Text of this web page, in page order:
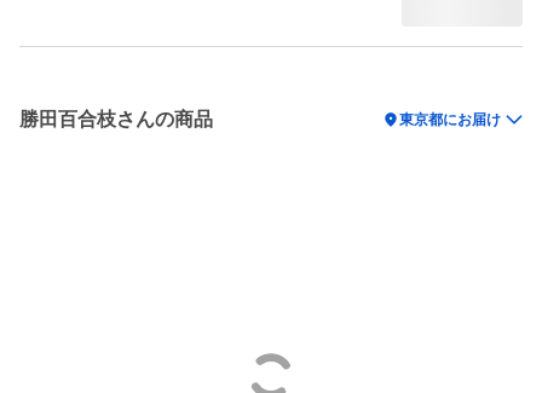
勝田百合枝さんの商品 location_on東京都にお届け